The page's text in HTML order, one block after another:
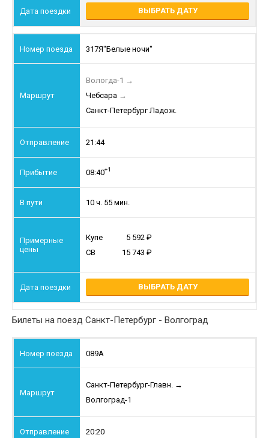
ВЫБРАТЬ ДАТУ
317Я"Белые ночи"
Вологда-1 →
Чебсара →
Санкт-Петербург Ладож.
21:44
08:40+1
10 ч. 55 мин.
Купе
5 592
СВ
15 743
ВЫБРАТЬ ДАТУ
Билеты на поезд Санкт-Петербург - Волгоград
089А
Санкт-Петербург-Главн. →
Волгоград-1
20:20